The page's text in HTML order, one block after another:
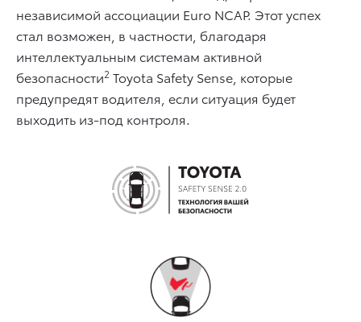
независимой ассоциации Euro NCAP. Этот успех
стал возможен, в частности, благодаря
интеллектуальным системам активной
безопасности2 Toyota Safety Sense, которые
предупредят водителя, если ситуация будет
выходить из-под контроля.